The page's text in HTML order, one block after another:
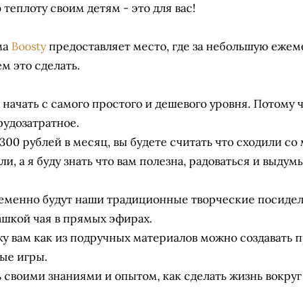
своим детям - это для вас!
Boostyпредоставляет место, где за небольшую
это сделать.
с самого простого и дешевого уровня. Потому
рублей в месяц, вы будете считать что сходили
а я буду знать что вам полезна, радоваться и
будут наши традиционные творческие
чая в прямых эфирах.
вам как из подручных материалов можно создавать
игры.
знаниями и опытом, как сделать жизнь